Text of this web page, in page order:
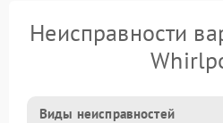
Неисправности
Виды неисправностей